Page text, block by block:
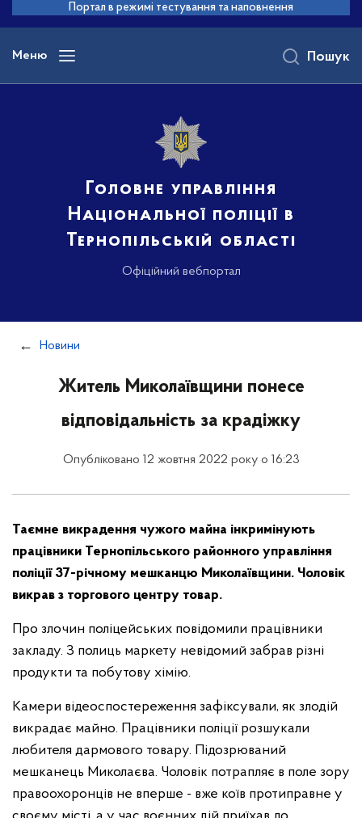
основного
вмісту
Портал в режимі тестування та наповнення
Меню
Головне управління
Національної поліції в
Тернопільській області
Офіційний вебпортал
Пошук
Новини
Житель Миколаївщини понесе
відповідальність за крадіжку
Опубліковано 12 жовтня 2022 року о 16:23
Таємне викрадення чужого майна інкримінують
працівники Тернопільського районного управління
поліції 37-річному мешканцю Миколаївщини. Чоловік
викрав з торгового центру товар.
Про злочин поліцейських повідомили працівники
закладу. З полиць маркету невідомий забрав різні
продукти та побутову хімію.
Камери відеоспостереження зафіксували, як злодій
викрадає майно. Працівники поліції розшукали
любителя дармового товару. Підозрюваний
мешканець Миколаєва. Чоловік потрапляє в поле зору
правоохоронців не вперше - вже коїв протиправне у